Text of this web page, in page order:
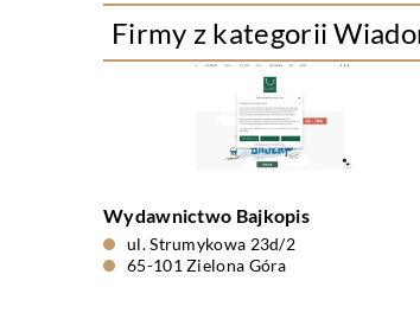
Firmy z kategorii
Wydawnictwo Bajkopis
ul. Strumykowa 23d/2
65-101 Zielona Góra